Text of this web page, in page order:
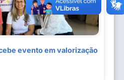
evento em valorização